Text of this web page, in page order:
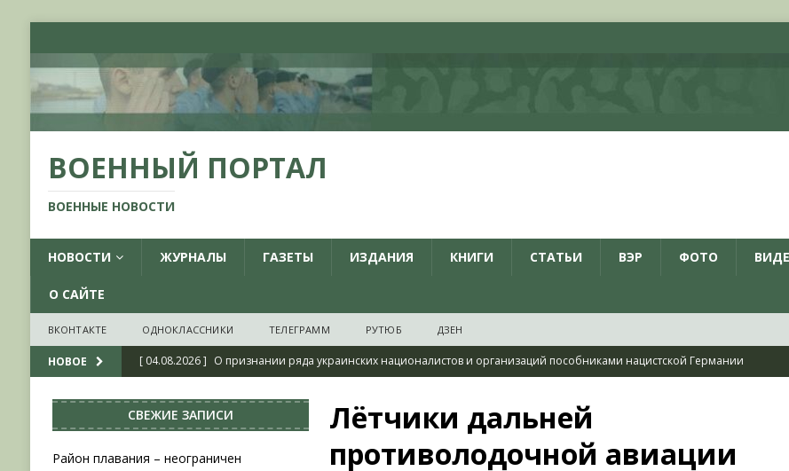
ВОЕННЫЙ ПОРТАЛ
ВОЕННЫЕ НОВОСТИ
НОВОСТИ ЖУРНАЛЫ ГАЗЕТЫ ИЗДАНИЯ КНИГИ СТАТЬИ ВЭР ФОТО
О САЙТЕ
ВКОНТАКТЕ ОДНОКЛАССНИКИ ТЕЛЕГРАММ РУТЮБ ДЗЕН
НОВОЕ [ 04.08.2026 ] О признании ряда украинских националистов и организаций пособниками нацистской Германии
[ 31.07.2026 ] АВГУСТ В ВОЕННОЙ ИСТОРИИ (2026)
ВОЕННО-ИСТОРИЧЕСКИЙ ЖУРНАЛ
Возрождая легендарный Воениздат
НОВОСТИ
Лётчики дальней
противолодочной авиации
СВЕЖИЕ ЗАПИСИ
Район плавания – неограничен